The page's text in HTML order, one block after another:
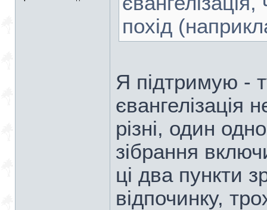
похід
Я підтримую -
євангелізація
різні, один
зібрання
ці два пункти
відпочинку,